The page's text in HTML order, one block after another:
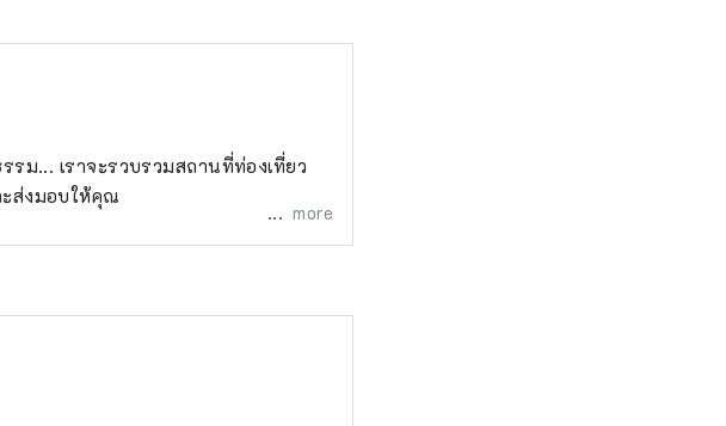
ม... เราจะรวบรวมสถานที่ท่องเที่ยว
ะส่งมอบให้คุณ
more